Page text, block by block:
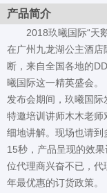
产品简介
2018玖曦国际“天
在广州九龙湖公主酒
断，来自全国各地的
曦国际这一精英盛会。
发布会期间，玖曦国
特邀培训讲师木木老
细地讲解。现场也请
15秒，产品呈现的效
位代理商兴奋不已，
年最优惠的订货政策。